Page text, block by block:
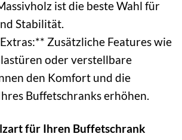
ist die beste Wahl für
Stabilität.
Zusätzliche Features wie
oder verstellbare
den Komfort und die
Buffetschranks erhöhen.
für Ihren Buffetschrank